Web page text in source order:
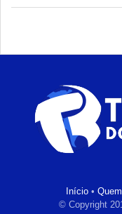
Início•
© Copyright